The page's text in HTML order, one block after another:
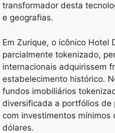
transformador desta
e geografias.
Em Zurique, o icônico Hotel
parcialmente tokenizado,
internacionais adquirissem
estabelecimento histórico.
fundos imobiliários
diversificada a portfólios de
com investimentos mínimos
dólares.